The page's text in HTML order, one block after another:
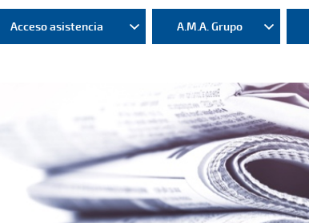
Acceso asistencia A.M.A. Grupo